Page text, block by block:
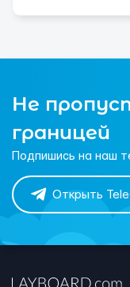
Не
границей
Подпишись на наш
Открыть